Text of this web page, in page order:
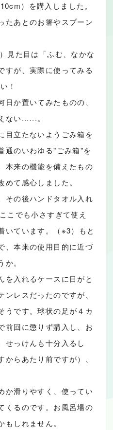
）を購入しました。
たあとのお箸やスプーン
見た目は「ふむ、なかな
すが、実際に使ってみる
！
か置いてみたものの、
ない......。
目立たないようごみ箱を
通のいわゆる"ごみ箱"を
本来の機能を備えたもの
て感心しました。
その後ハンドタオル入れ
こでも小さすぎて使え
いています。（※3）もと
、本来の使用目的に近づ
。
を入れるケースに目がと
ンレスだったのですが、
うです。球状の足が４カ
前回に懲りず購入し、お
せっけんも十分入るし
からあたり前ですが）、
か滑りやすく、使ってい
くるのです。お風呂場の
しれません。